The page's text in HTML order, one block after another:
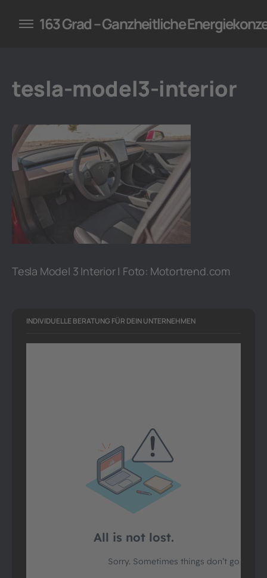
für Unternehmen
163 Grad – Ganzheitliche
tesla-model3-interior
Tesla Model 3 Interior | Foto: Motortrend.com
INDIVIDUELLE BERATUNG FÜR DEIN UNTERNEHMEN